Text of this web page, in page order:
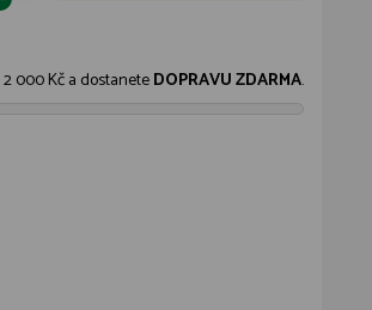
2 000 Kča dostaneteDOPRAVU ZDARMA.